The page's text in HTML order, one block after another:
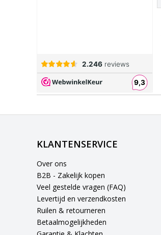
KLANTENSERVICE
Over ons
B2B - Zakelijk kopen
Veel gestelde vragen (FAQ)
Levertijd en verzendkosten
Ruilen & retourneren
Betaalmogelijkheden